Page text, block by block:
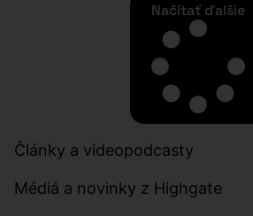
Články a videopodcasty​
Médiá a novinky z Highgate
Načítať ďalšie